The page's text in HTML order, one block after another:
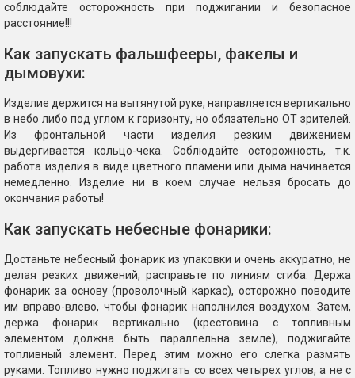
соблюдайте осторожность при поджигании и безопасное
расстояние!!!
Как запускать фальшфееры, факелы и
дымовухи:
Изделие держится на вытянутой руке, направляется вертикально
в небо либо под углом к горизонту, но обязательно ОТ зрителей.
Из фронтальной части изделия резким движением
выдергивается кольцо-чека. Соблюдайте осторожность, т.к.
работа изделия в виде цветного пламени или дыма начинается
немедленно. Изделие ни в коем случае нельзя бросать до
окончания работы!
Как запускать небесные фонарики:
Достаньте небесный фонарик из упаковки и очень аккуратно, не
делая резких движений, расправьте по линиям сгиба. Держа
фонарик за основу (проволочный каркас), осторожно поводите
им вправо-влево, чтобы фонарик наполнился воздухом. Затем,
держа фонарик вертикально (крестовина с топливным
элементом должна быть параллельна земле), поджигайте
топливный элемент. Перед этим можно его слегка размять
руками. Топливо нужно поджигать со всех четырех углов, а не с